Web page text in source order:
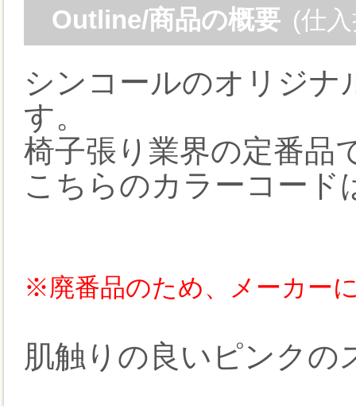
Outline/商品の概要 (仕
シンコールのオリジナ
す。
椅子張り業界の定番品
こちらのカラーコード
※廃番品のため、メーカー
肌触りの良いピンクの